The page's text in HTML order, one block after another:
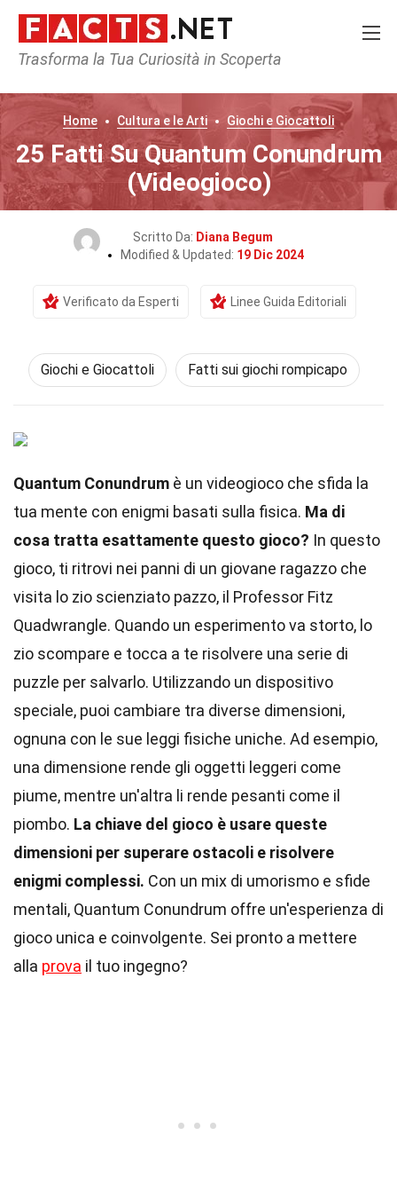
Trasforma la Tua Curiosità in Scoperta
Home Cultura e le Arti Giochi e Giocattoli
25 Fatti Su Quantum Conundrum
(Videogioco)
Scritto Da: Diana Begum
Modified & Updated: 19 Dic 2024
Verificato da Esperti Linee Guida Editoriali
Giochi e Giocattoli Fatti sui giochi rompicapo
Quantum Conundrum è un videogioco che sfida la
tua mente con enigmi basati sulla fisica. Ma di
cosa tratta esattamente questo gioco? In questo
gioco, ti ritrovi nei panni di un giovane ragazzo che
visita lo zio scienziato pazzo, il Professor Fitz
Quadwrangle. Quando un esperimento va storto, lo
zio scompare e tocca a te risolvere una serie di
puzzle per salvarlo. Utilizzando un dispositivo
speciale, puoi cambiare tra diverse dimensioni,
ognuna con le sue leggi fisiche uniche. Ad esempio,
una dimensione rende gli oggetti leggeri come
piume, mentre un'altra li rende pesanti come il
piombo. La chiave del gioco è usare queste
dimensioni per superare ostacoli e risolvere
enigmi complessi. Con un mix di umorismo e sfide
mentali, Quantum Conundrum offre un'esperienza di
gioco unica e coinvolgente. Sei pronto a mettere
alla prova il tuo ingegno?